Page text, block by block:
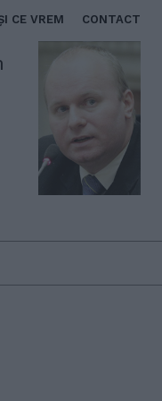
CE VREM CONTACT